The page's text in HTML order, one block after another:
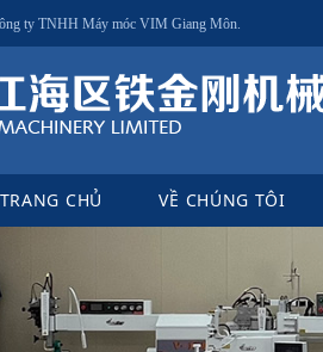
ty TNHH Máy móc VIM Giang Môn.
TRANG CHỦ VỀ CHÚNG TÔI